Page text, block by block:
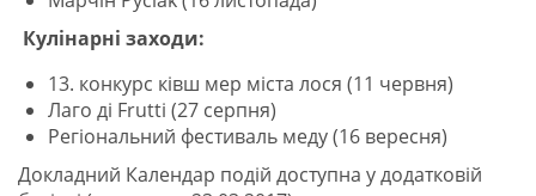
Кулінарні заходи:
13. конкурс ківш мер міста лося (11 червня)
Лаго ді Frutti (27 серпня)
Регіональний фестиваль меду (16 вересня)
Докладний Календар подій доступна у додатковій